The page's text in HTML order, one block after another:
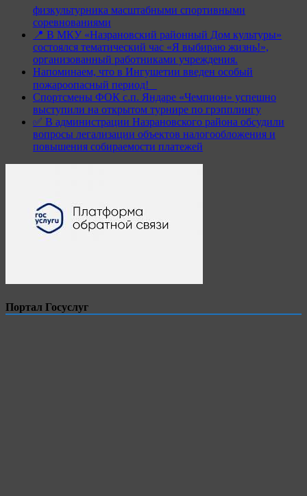
физкультурника масштабными спортивными
соревнованиями
📍 В МКУ «Назрановский районный Дом культуры»
состоялся тематический час «Я выбираю жизнь!»,
организованный работниками учреждения.
Напоминаем, что в Ингушетии введен особый
пожароопасный период!⁣⁣⠀
Спортсмены ФОК с.п. Яндаре «Чемпион» успешно
выступили на открытом турнире по грэпплингу
✅ В администрации Назрановского района обсудили
вопросы легализации объектов налогообложения и
повышения собираемости платежей
Портал Госуслуг